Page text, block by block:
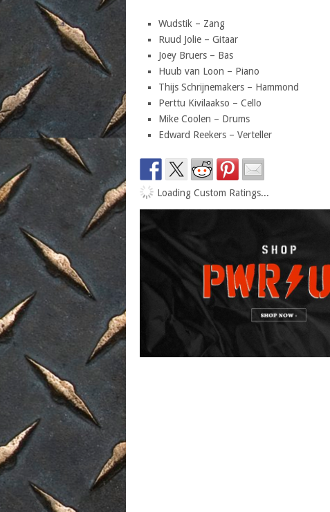
Wudstik – Zang
Ruud Jolie – Gitaar
Joey Bruers – Bas
Huub van Loon – Piano
Thijs Schrijnemakers – Hammond
Perttu Kivilaakso – Cello
Mike Coolen – Drums
Edward Reekers – Verteller
Loading Custom Ratings...